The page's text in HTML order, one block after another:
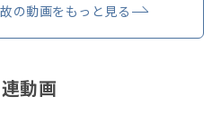
の動画をもっと見る
動画